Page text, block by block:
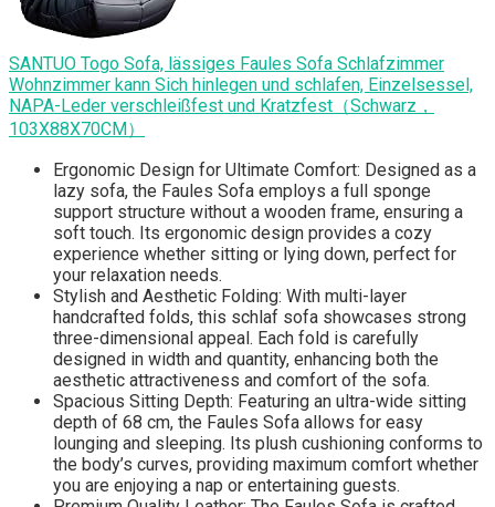
SANTUO Togo Sofa, lässiges Faules Sofa Schlafzimmer
Wohnzimmer kann Sich hinlegen und schlafen, Einzelsessel,
NAPA-Leder verschleißfest und Kratzfest（Schwarz，
103X88X70CM）
Ergonomic Design for Ultimate Comfort: Designed as a
lazy sofa, the Faules Sofa employs a full sponge
support structure without a wooden frame, ensuring a
soft touch. Its ergonomic design provides a cozy
experience whether sitting or lying down, perfect for
your relaxation needs.
Stylish and Aesthetic Folding: With multi-layer
handcrafted folds, this schlaf sofa showcases strong
three-dimensional appeal. Each fold is carefully
designed in width and quantity, enhancing both the
aesthetic attractiveness and comfort of the sofa.
Spacious Sitting Depth: Featuring an ultra-wide sitting
depth of 68 cm, the Faules Sofa allows for easy
lounging and sleeping. Its plush cushioning conforms to
the body’s curves, providing maximum comfort whether
you are enjoying a nap or entertaining guests.